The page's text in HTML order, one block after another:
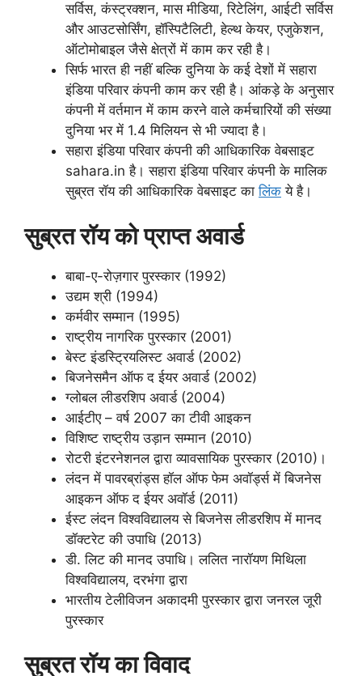
सर्विस, कंस्ट्रक्शन, मास मीडिया, रिटेलिंग, आईटी सर्विस
और आउटसोर्सिंग, हॉस्पिटैलिटी, हेल्थ केयर, एजुकेशन,
ऑटोमोबाइल जैसे क्षेत्रों में काम कर रही है।
सिर्फ भारत ही नहीं बल्कि दुनिया के कई देशों में सहारा
इंडिया परिवार कंपनी काम कर रही है। आंकड़े के अनुसार
कंपनी में वर्तमान में काम करने वाले कर्मचारियों की संख्या
दुनिया भर में 1.4 मिलियन से भी ज्यादा है।
सहारा इंडिया परिवार कंपनी की आधिकारिक वेबसाइट
sahara.in है। सहारा इंडिया परिवार कंपनी के मालिक
सुब्रत रॉय की आधिकारिक वेबसाइट कालिंक ये है।
सुब्रत रॉय को प्राप्त अवार्ड
बाबा-ए-रोज़गार पुरस्कार (1992)
उद्यम श्री (1994)
कर्मवीर सम्मान (1995)
राष्ट्रीय नागरिक पुरस्कार (2001)
बेस्ट इंडस्ट्रियलिस्ट अवार्ड (2002)
बिजनेसमैन ऑफ द ईयर अवार्ड (2002)
ग्लोबल लीडरशिप अवार्ड (2004)
आईटीए – वर्ष 2007 का टीवी आइकन
विशिष्ट राष्ट्रीय उड़ान सम्मान (2010)
रोटरी इंटरनेशनल द्वारा व्यावसायिक पुरस्कार (2010)।
लंदन में पावरब्रांड्स हॉल ऑफ फेम अवॉर्ड्स में बिजनेस
आइकन ऑफ द ईयर अवॉर्ड (2011)
ईस्ट लंदन विश्वविद्यालय से बिजनेस लीडरशिप में मानद
डॉक्टरेट की उपाधि (2013)
डी. लिट की मानद उपाधि। ललित नारॉयण मिथिला
विश्वविद्यालय, दरभंगा द्वारा
भारतीय टेलीविजन अकादमी पुरस्कार द्वारा जनरल जूरी
पुरस्कार
सुब्रत रॉय का विवाद